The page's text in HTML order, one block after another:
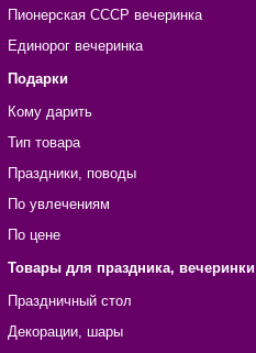
Пионерская СССР вечеринка
Единорог вечеринка
Подарки
Кому дарить
Тип товара
Праздники, поводы
По увлечениям
По цене
Товары для праздника, вечеринки
Праздничный стол
Декорации, шары